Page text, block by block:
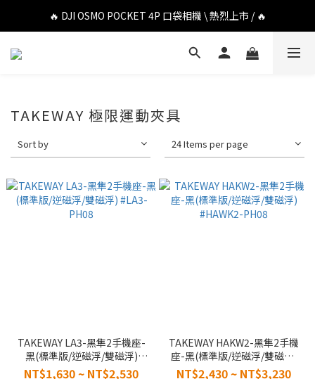
🔥 DJI OSMO POCKET 4P 口袋相機 \ 熱烈上市 / 🔥
🔥 DJI OSMO POCKET 4P 口袋相機 \ 熱烈上市 / 🔥
🔥 Insta360 Luna Ultra 雲台相機 \ 熱烈上市 / 🔥
🔥 DJI OSMO POCKET 4P 口袋相機 \ 熱烈上市 / 🔥
TAKEWAY 極限運動夾具
Sort by 24 Items per page
TAKEWAY LA3-黑隼2手機座-
黑(標準版/逆磁浮/雙磁浮)
#LA3-PH08
NT$1,630 ~ NT$2,530
TAKEWAY HAKW2-黑隼2手機
座-黑(標準版/逆磁浮/雙磁浮)
#HAWK2-PH08
NT$2,430 ~ NT$3,230